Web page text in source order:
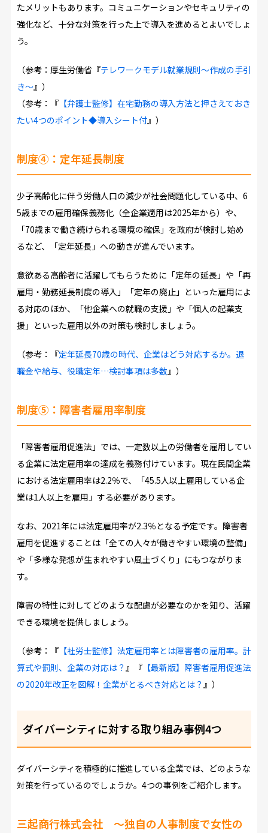
たメリットもあります。コミュニケーションやセキュリティの
強化など、十分な対策を行った上で導入を進めるとよいでしょ
う。
（参考：厚生労働省『テレワークモデル就業規則～作成の手引
き～』）
（参考：『【弁護士監修】在宅勤務の導入方法と押さえておき
たい4つのポイント◆導入シート付』）
制度④：定年延長制度
少子高齢化に伴う労働人口の減少が社会問題化している中、6
5歳までの雇用確保義務化（全企業適用は2025年から）や、
「70歳まで働き続けられる環境の確保」を政府が検討し始め
るなど、「定年延長」への動きが進んでいます。
意欲ある高齢者に活躍してもらうために「定年の延長」や「再
雇用・勤務延長制度の導入」「定年の廃止」といった雇用によ
る対応のほか、「他企業への就職の支援」や「個人の起業支
援」といった雇用以外の対策も検討しましょう。
（参考：『定年延長70歳の時代、企業はどう対応するか。退
職金や給与、役職定年…検討事項は多数 』）
制度⑤：障害者雇用率制度
「障害者雇用促進法」では、一定数以上の労働者を雇用してい
る企業に法定雇用率の達成を義務付けています。現在民間企業
における法定雇用率は2.2％で、「45.5人以上雇用している企
業は1人以上を雇用」する必要があります。
なお、2021年には法定雇用率が2.3％となる予定です。障害者
雇用を促進することは「全ての人々が働きやすい環境の整備」
や「多様な発想が生まれやすい風土づくり」にもつながりま
す。
障害の特性に対してどのような配慮が必要なのかを知り、活躍
できる環境を提供しましょう。
（参考：『【社労士監修】法定雇用率とは障害者の雇用率。計
算式や罰則、企業の対応は？ 』『【最新版】障害者雇用促進法
の2020年改正を図解！企業がとるべき対応とは？ 』）
ダイバーシティに対する取り組み事例4つ
ダイバーシティを積極的に推進している企業では、どのような
対策を行っているのでしょうか。4つの事例をご紹介します。
三起商行株式会社～独自の人事制度で女性の